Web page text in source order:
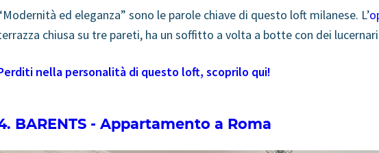
ed eleganza” sono le parole chiave di questo loft milanese. L’
chiusa su tre pareti, ha un soffitto a volta a botte con dei
nella personalità di questo loft, scoprilo qui!
BARENTS - Appartamento a Roma